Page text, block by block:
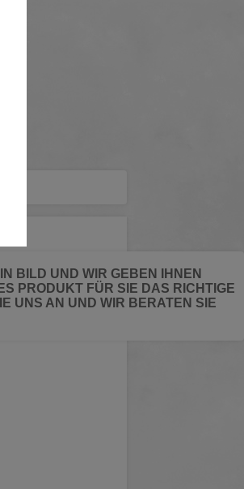
BILD UND WIR GEBEN IHNEN
PRODUKT FÜR SIE DAS RICHTIGE
UNS AN UND WIR BERATEN SIE